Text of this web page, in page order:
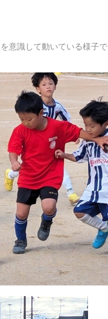
意識して動いている様子で